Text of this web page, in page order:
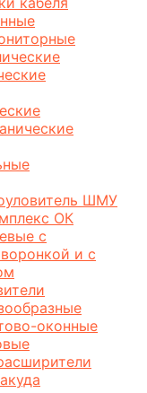
ШМУ
ОК
с
и с
оконные